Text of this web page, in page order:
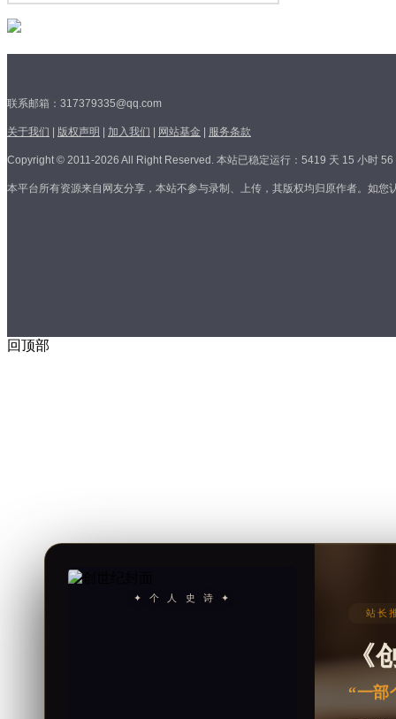
联系邮箱：317379335@qq.com
关于我们 版权声明 加入我们 网站基金 服务条款
Copyright © 2011-2026 All Right Reserved. 本站已稳定运行：5419 天 15 小时 56
本平台所有资源来自网友分享，本站不参与录制、上传，其版权均归原作者。如
回顶部
✦ 个 人 史 诗 ✦
站长
《
“一部